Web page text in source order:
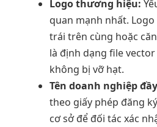
Logo thương hiệu:
quan mạnh nhất.
trái trên cùng hoặc
là định dạng file
không bị vỡ hạt.
Tên doanh nghiệp
theo giấy phép đăng
cơ sở để đối tác xác